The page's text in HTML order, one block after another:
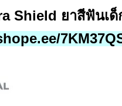
Shield ยาสีฟันเด็